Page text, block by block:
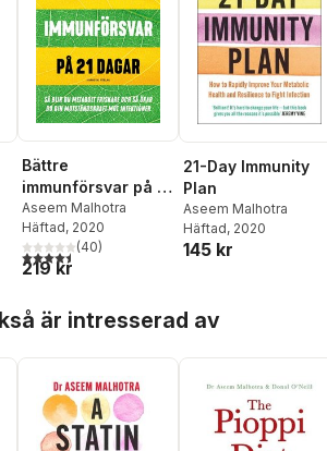
Bättre
immunförsvar på 21
dagar : så blir du
metabolt friskare
och så ökar du din
motståndskraft mot
Aseem Malhotra
Häftad, 2020
4,5utav 5 stjärnor. Totalt antal röster:
(40)
219 kr
21-Day Immunity
Plan
Aseem Malhotra
Häftad, 2020
145 kr
är intresserad av